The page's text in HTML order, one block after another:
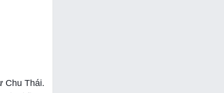
Chu Thái.